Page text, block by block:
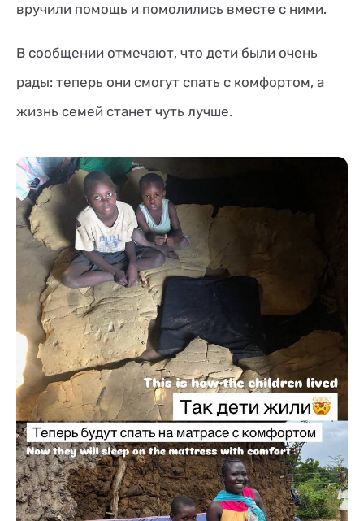
вручили помощь и помолились вместе с ними.
В сообщении отмечают, что дети были очень
рады: теперь они смогут спать с комфортом, а
жизнь семей станет чуть лучше.